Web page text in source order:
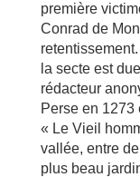
première
Conrad de
la secte est
rédacteur
Perse en 1273
« Le Vieil
vallée, entre
plus beau